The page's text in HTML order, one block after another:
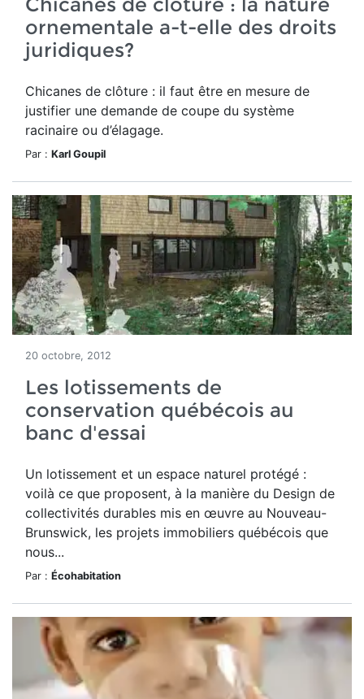
ornementale a-t-elle des droits
juridiques?
Chicanes de clôture : il faut être en mesure de
justifier une demande de coupe du système
racinaire ou d’élagage.
Par : Karl Goupil
20 octobre, 2012
Les lotissements de
conservation québécois au
banc d'essai
Un lotissement et un espace naturel protégé :
voilà ce que proposent, à la manière du Design de
collectivités durables mis en œuvre au Nouveau-
Brunswick, les projets immobiliers québécois que
nous...
Par : Écohabitation